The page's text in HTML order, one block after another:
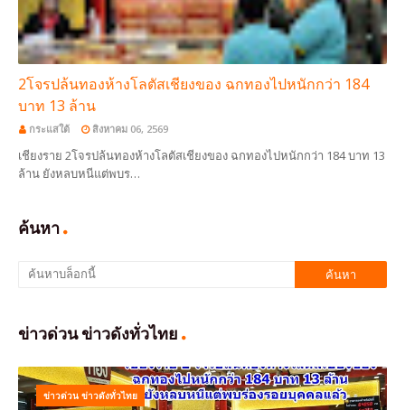
2โจรปล้นทองห้างโลตัสเชียงของ ฉกทองไปหนักกว่า 184
บาท 13 ล้าน
กระแสใต้ สิงหาคม 06, 2569
เชียงราย 2โจรปล้นทองห้างโลตัสเชียงของ ฉกทองไปหนักกว่า 184 บาท 13
ล้าน ยังหลบหนีแต่พบร…
ค้นหา
ข่าวด่วน ข่าวดังทั่วไทย
ข่าวด่วน ข่าวดังทั่วไทย